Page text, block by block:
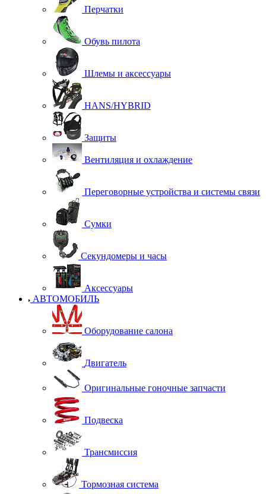
Перчатки
Обувь пилота
Шлемы и аксессуары
HANS/HYBRID
Защиты
Вентиляция и охлаждение
Переговорные устройства и системы связи
Сумки
Секундомеры и часы
Аксессуары
АВТОМОБИЛЬ
Оборудование салона
Двигатель
Оригинальные гоночные запчасти
Подвеска
Трансмиссия
Тормозная система